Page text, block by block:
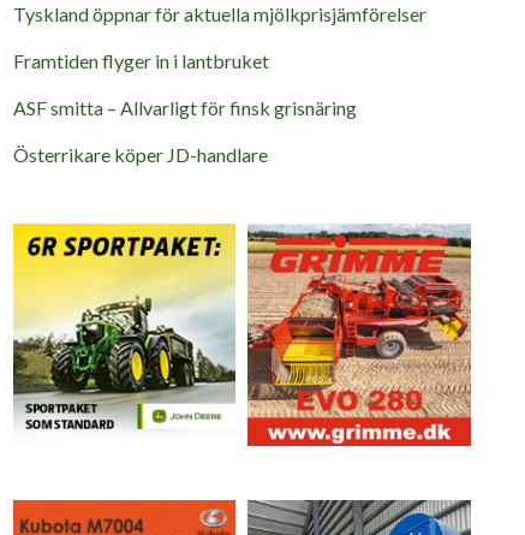
Tyskland öppnar för aktuella mjölkprisjämförelser
Framtiden flyger in i lantbruket
ASF smitta – Allvarligt för finsk grisnäring
Österrikare köper JD-handlare